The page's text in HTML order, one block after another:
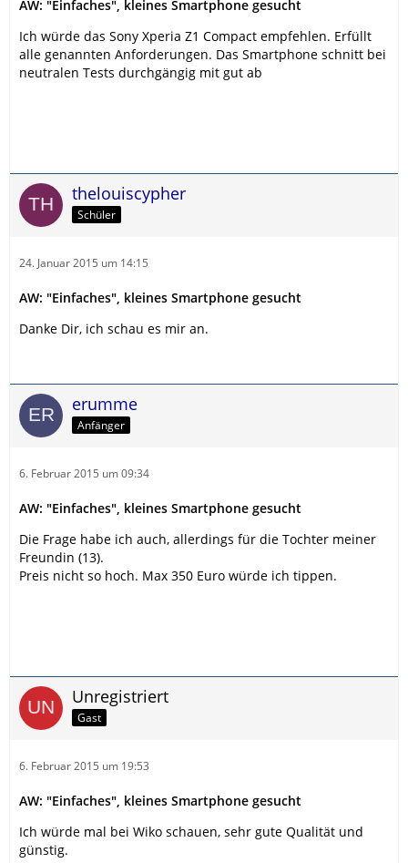
AW: "Einfaches", kleines Smartphone gesucht
Ich würde das Sony Xperia Z1 Compact empfehlen. Erfüllt
alle genannten Anforderungen. Das Smartphone schnitt bei
neutralen Tests durchgängig mit gut ab
thelouiscypher
Schüler
24. Januar 2015 um 14:15
AW: "Einfaches", kleines Smartphone gesucht
Danke Dir, ich schau es mir an.
erumme
Anfänger
6. Februar 2015 um 09:34
AW: "Einfaches", kleines Smartphone gesucht
Die Frage habe ich auch, allerdings für die Tochter meiner
Freundin (13).
Preis nicht so hoch. Max 350 Euro würde ich tippen.
Unregistriert
Gast
6. Februar 2015 um 19:53
AW: "Einfaches", kleines Smartphone gesucht
Ich würde mal bei Wiko schauen, sehr gute Qualität und
günstig.